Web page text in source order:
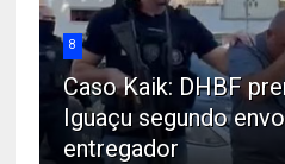
8
Caso Kaik: DHBF
Iguaçu segundo
entregador